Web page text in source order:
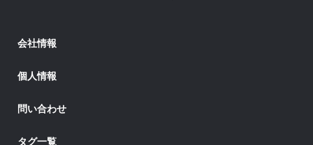
会社情報
個人情報
問い合わせ
タグ一覧